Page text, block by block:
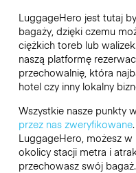
LuggageHero jest tutaj
bagaży, dzięki czemu
ciężkich toreb lub
naszą platformę
przechowalnię, która
hotel czy inny lokalny
Wszystkie nasze punkty
przez nas zweryfikowane
LuggageHero, możesz
okolicy stacji metra i
przechowasz swój bagaż.